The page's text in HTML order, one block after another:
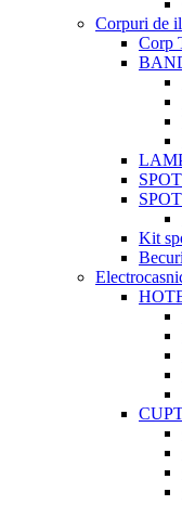
Corpuri de
Corp
Kit
Becuri